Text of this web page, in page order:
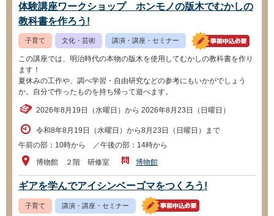
体験講座ワークショップ ホンモノの版木でむかしの
教科書を作ろう!
子育て 文化・芸術 講演・講座・セミナー
この講座では、明治時代の本物の版木を使用してむかしの教科書を作り
ます！
夏休みの工作や、調べ学習・自由研究などの参考にもいかがでしょう
か。自分で作ったものを持ち帰って遊べます。
2026年8月19日（水曜日）から 2026年8月23日（日曜日）
令和8年8月19日（水曜日）から8月23日（日曜日）まで
午前の部：10時から ／午後の部：14時から
博物館 ２階 研修室
博物館
ギアを学んでアイシンベーゴマをつくろう!
子育て 講演・講座・セミナー